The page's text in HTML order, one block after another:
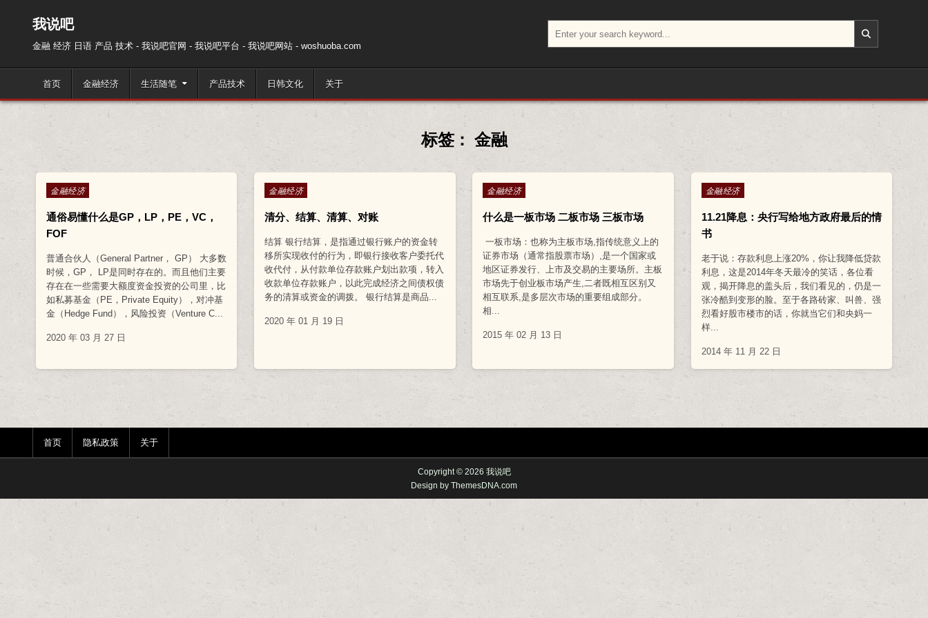
我说吧
金融 经济 日语 产品 技术 - 我说吧官网 - 我说吧平台 - 我说吧网站 - woshuoba.com
首页 金融经济 生活随笔 产品技术 日韩文化 关于
标签： 金融
Posted in
金融经济
通俗易懂什么是GP，LP，PE，VC，
FOF
普通合伙人（General Partner， GP） 大多数
时候，GP， LP是同时存在的。而且他们主要
存在在一些需要大额度资金投资的公司里，比
如私募基金（PE，Private Equity），对冲基
金（Hedge Fund），风险投资（Venture C...
2020 年 03 月 27 日
Posted in
金融经济
清分、结算、清算、对账
结算 银行结算，是指通过银行账户的资金转
移所实现收付的行为，即银行接收客户委托代
收代付，从付款单位存款账户划出款项，转入
收款单位存款账户，以此完成经济之间债权债
务的清算或资金的调拨。 银行结算是商品...
2020 年 01 月 19 日
Posted in
金融经济
什么是一板市场 二板市场 三板市场
一板市场：也称为主板市场,指传统意义上的
证券市场（通常指股票市场）,是一个国家或
地区证券发行、上市及交易的主要场所。主板
市场先于创业板市场产生,二者既相互区别又
相互联系,是多层次市场的重要组成部分。
相...
2015 年 02 月 13 日
Posted in
金融经济
11.21降息：央行写给地方政府最后的情
书
老于说：存款利息上涨20%，你让我降低贷款
利息，这是2014年冬天最冷的笑话，各位看
观，揭开降息的盖头后，我们看见的，仍是一
张冷酷到变形的脸。至于各路砖家、叫兽、强
烈看好股市楼市的话，你就当它们和央妈一
样...
2014 年 11 月 22 日
首页 隐私政策 关于
Copyright © 2026 我说吧
Design by ThemesDNA.com